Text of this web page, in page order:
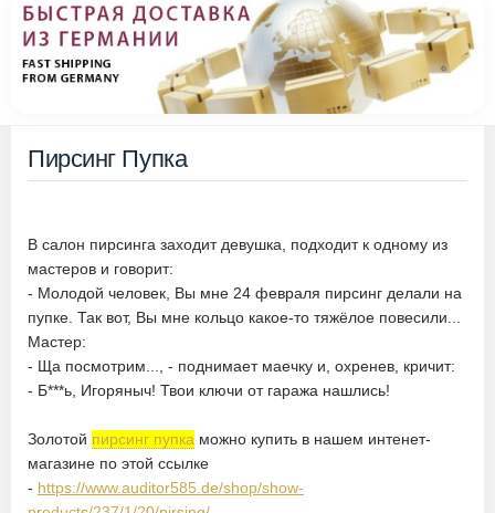
Пирсинг Пупка
В салон пирсинга заходит девушка, подходит к одному из
мастеров и говорит:
- Молодой человек, Вы мне 24 февраля пирсинг делали на
пупке. Так вот, Вы мне кольцо какое-то тяжёлое повесили...
Мастер:
- Ща посмотрим..., - поднимает маечку и, охренев, кричит:
- Б***ь, Игоряныч! Твои ключи от гаража нашлись!
Золотой пирсинг пупка можно купить в нашем интенет-
магазине по этой ссылке
- https://www.auditor585.de/shop/show-